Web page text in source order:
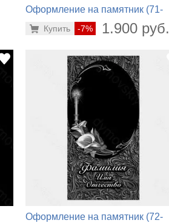
Оформление на памятник (71-
-7% 1.900 руб.
Купить
Оформление на памятник (72-